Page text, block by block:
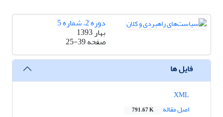
دوره 2، شماره 5
بهار 1393
صفحه25-39
فایل ها
اصل مقاله
791.67 K